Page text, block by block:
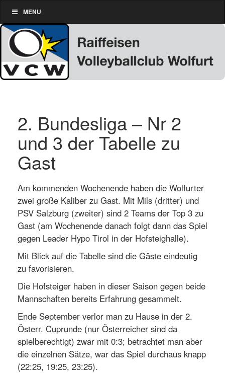
MENU
2. Bundesliga – Nr 2
und 3 der Tabelle zu
Gast
Am kommenden Wochenende haben die Wolfurter
zwei große Kaliber zu Gast. Mit Mils (dritter) und
PSV Salzburg (zweiter) sind 2 Teams der Top 3 zu
Gast (am Wochenende danach folgt dann das Spiel
gegen Leader Hypo Tirol in der Hofsteighalle).
Mit Blick auf die Tabelle sind die Gäste eindeutig
zu favorisieren.
Die Hofsteiger haben in dieser Saison gegen beide
Mannschaften bereits Erfahrung gesammelt.
Ende September verlor man zu Hause in der 2.
Österr. Cuprunde (nur Österreicher sind da
spielberechtigt) zwar mit 0:3; betrachtet man aber
die einzelnen Sätze, war das Spiel durchaus knapp
(22:25, 19:25, 23:25).